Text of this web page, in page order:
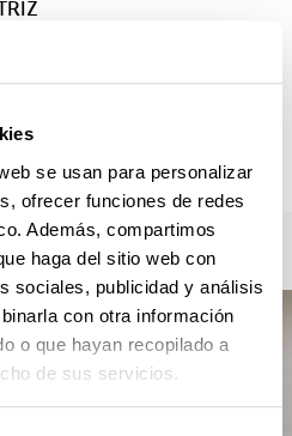
se usan para personalizar
ofrecer funciones de redes
Además, compartimos
haga del sitio web con
sociales, publicidad y análisis
con otra información
o que hayan recopilado a
de sus servicios.